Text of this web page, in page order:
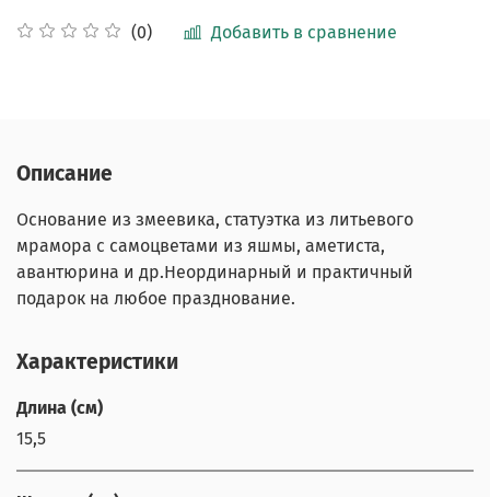
(0) Добавить в сравнение
Описание
Основание из змеевика, статуэтка из литьевого
мрамора с самоцветами из яшмы, аметиста,
авантюрина и др.Неординарный и практичный
подарок на любое празднование.
Характеристики
Длина (см)
15,5